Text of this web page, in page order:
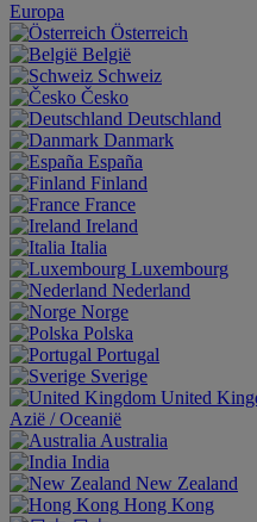
Europa
Österreich
België
Schweiz
Česko
Deutschland
Danmark
España
Finland
France
Ireland
Italia
Luxembourg
Nederland
Norge
Polska
Portugal
Sverige
United
Aziё / Oceaniё
Australia
India
New Zealand
Hong Kong